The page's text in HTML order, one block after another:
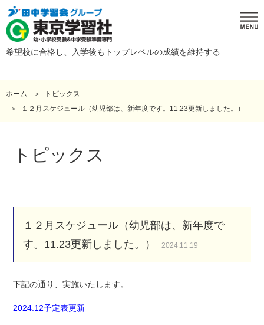
希望校に合格し、入学後もトップレベルの成績を維持する
ホーム
トピックス
１２月スケジュール（幼児部は、新年度です。11.23更新しました。）
トピックス
１２月スケジュール（幼児部は、新年度で
す。11.23更新しました。）
2024.11.19
下記の通り、実施いたします。
2024.12予定表更新